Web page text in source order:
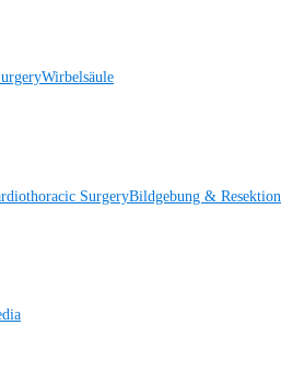
Wirbelsäule
SurgeryBildgebung & Resektion